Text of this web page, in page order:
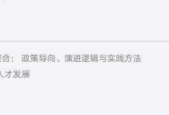
： 政策导向、演进逻辑与实践方法
才发展